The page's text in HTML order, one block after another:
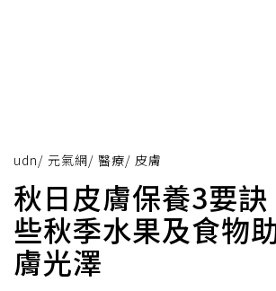
udn/ 元氣網/ 醫療/ 皮膚
秋日皮膚保養3要訣
些秋季水果及食物
膚光澤